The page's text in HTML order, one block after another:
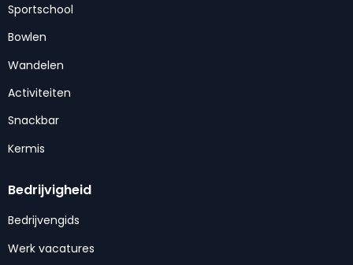
Sportschool
Bowlen
Wandelen
Activiteiten
Snackbar
Kermis
Bedrijvigheid
Bedrijvengids
Werk vacatures